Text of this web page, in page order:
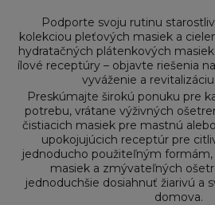
Podporte svoju rutinu
kolekciou pleťových masieka
hydratačných plátenkových
ílové receptúry – objavte riešenia
vyváženie a
Preskúmajte širokú ponuku pre
potrebu, vrátane výživných
čistiacich masiek pre mastnú
upokojujúcich receptúr pre
jednoducho použiteľným
masiek a zmývateľných
jednoduchšie dosiahnuť žiarivú a
domova.